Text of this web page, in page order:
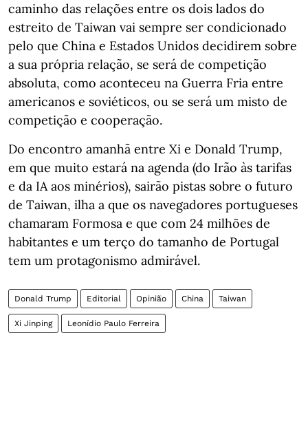
caminho das relações entre os dois lados do
estreito de Taiwan vai sempre ser condicionado
pelo que China e Estados Unidos decidirem sobre
a sua própria relação, se será de competição
absoluta, como aconteceu na Guerra Fria entre
americanos e soviéticos, ou se será um misto de
competição e cooperação.
Do encontro amanhã entre Xi e Donald Trump,
em que muito estará na agenda (do Irão às tarifas
e da IA aos minérios), sairão pistas sobre o futuro
de Taiwan, ilha a que os navegadores portugueses
chamaram Formosa e que com 24 milhões de
habitantes e um terço do tamanho de Portugal
tem um protagonismo admirável.
Donald Trump Editorial Opinião China Taiwan
Xi Jinping Leonídio Paulo Ferreira